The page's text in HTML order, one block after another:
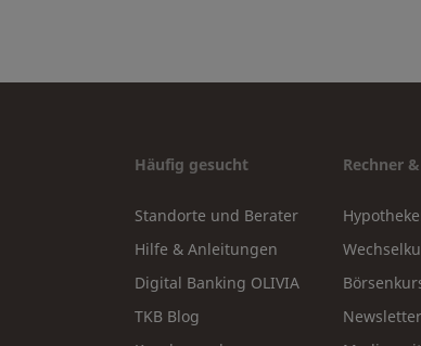
Häufig gesucht
Standorte und Berater
Hilfe & Anleitungen
Digital Banking OLIVIA
TKB Blog
Rechner
Newsletter